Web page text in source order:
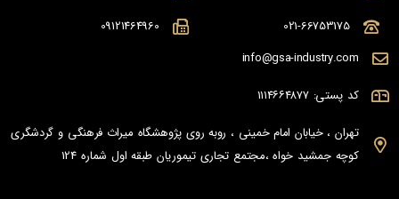
021-66753175
09121464960
info@gsa-industry.com
کد پستی: ۱۱۱۴۶۶۴۸۷۷
تهران ، خیابان امام خمینی ، روبه روی پژوهشگاه میراث فرهنگی و گردشگری
کوچه جمشید خواه ،مجتمع تجاری تیموریان طبقه اول شماره 124